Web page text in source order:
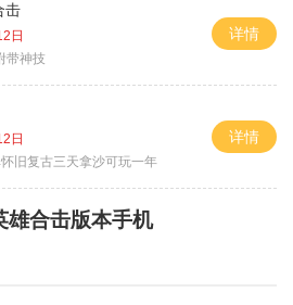
击
日
带神技
详情
日
旧复古三天拿沙可玩一年
详情
雄合击版本手机